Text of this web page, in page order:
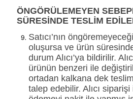
ÖNGÖRÜLEMEYEN
SÜRESİNDE TESLİM
Satıcı’nın
oluşursa ve ürün
durum Alıcı’ya bildirilir.
ürünün benzeri ile
ortadan kalkana dek
talep edebilir. Alıcı